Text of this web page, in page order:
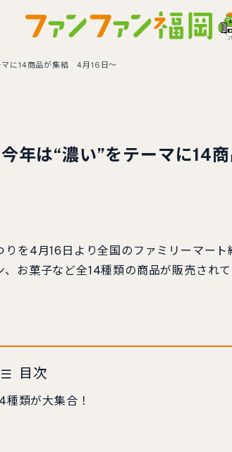
マに14商品が集結 4月16日～
年は“濃い”をテーマに14
を4月16日より全国のファミリーマート
お菓子など全14種類の商品が販売さ
目次
類が大集合！